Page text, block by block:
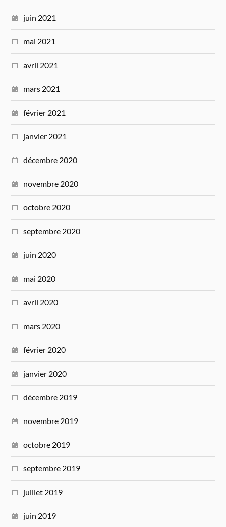
juin 2021
mai 2021
avril 2021
mars 2021
février 2021
janvier 2021
décembre 2020
novembre 2020
octobre 2020
septembre 2020
juin 2020
mai 2020
avril 2020
mars 2020
février 2020
janvier 2020
décembre 2019
novembre 2019
octobre 2019
septembre 2019
juillet 2019
juin 2019